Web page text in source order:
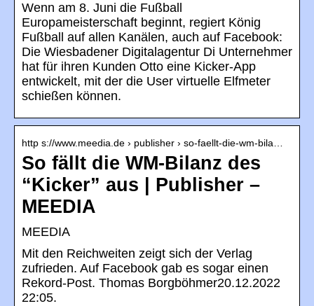
Wenn am 8. Juni die Fußball
Europameisterschaft beginnt, regiert König
Fußball auf allen Kanälen, auch auf Facebook:
Die Wiesbadener Digitalagentur Di Unternehmer
hat für ihren Kunden Otto eine Kicker-App
entwickelt, mit der die User virtuelle Elfmeter
schießen können.
http s://www.meedia.de › publisher › so-faellt-die-wm-bila…
So fällt die WM-Bilanz des
“Kicker” aus | Publisher –
MEEDIA
MEEDIA
Mit den Reichweiten zeigt sich der Verlag
zufrieden. Auf Facebook gab es sogar einen
Rekord-Post. Thomas Borgböhmer20.12.2022
22:05.